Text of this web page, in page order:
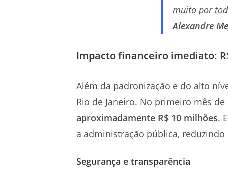
muito por
Alexandre
Impacto financeiro imediato:
Além da padronização e do alto
Rio de Janeiro. No primeiro mês
aproximadamente R$ 10 milhões.
a administração pública,
Segurança e transparência